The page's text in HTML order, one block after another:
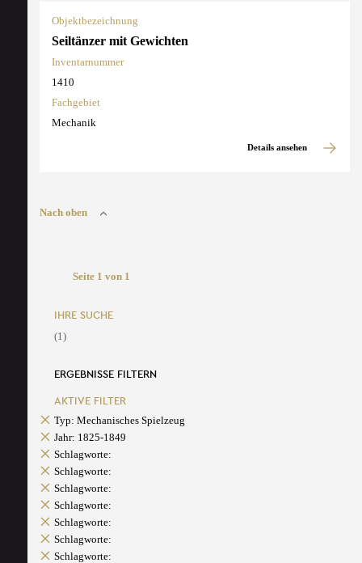
Objektbezeichnung
Seiltänzer mit Gewichten
Inventarnummer
1410
Fachgebiet
Mechanik
Details ansehen
Nach oben
Seite 1 von 1
IHRE SUCHE
(1)
ERGEBNISSE FILTERN
AKTIVE FILTER
Typ: Mechanisches Spielzeug
Jahr: 1825-1849
Schlagworte:
Schlagworte:
Schlagworte:
Schlagworte:
Schlagworte:
Schlagworte:
Schlagworte: